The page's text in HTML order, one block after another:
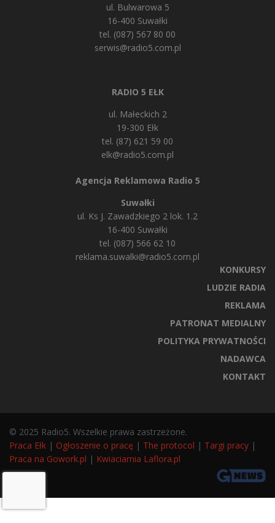
ul. Bulwarowa 5
16-400 Suwałki
tel. (087) 567 80 00
serwis@radio5.com.pl
RADIO 5 EŁK
ul. Małeckich 2
19-300 Ełk
tel. (87) 621 59 00
elk@radio5.com.pl
Agencja Reklamowa Radio 5
Suwałki
ul. Ks J. Zawadzkiego 2 lok. 1.2
16-400 Suwałki
tel. (087) 566 62 10
reklama.suwalki@radio5.com.pl
KONKURSY
LUDZIE RADIA
REKLAMA
PATRONAT MEDIALNY
POLITYKA PRYWATNOŚCI
NADAWCA
KONTAKT
© 2025 Radio5. Wszelkie prawa zastrzeżone.
Praca Ełk | Ogłoszenie o pracę | The protocol | Targi pracy |
Praca na Gowork.pl | Kwiaciarnia Laflora.pl